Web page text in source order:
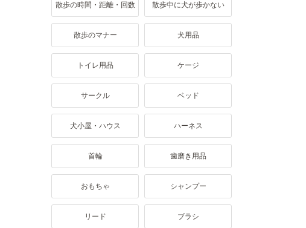
散歩の時間・距離・回数 散歩中に犬が歩かない
散歩のマナー 犬用品
トイレ用品 ケージ
サークル ベッド
犬小屋・ハウス ハーネス
首輪 歯磨き用品
おもちゃ シャンプー
リード ブラシ